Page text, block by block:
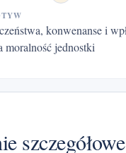
moralność jednostki
szczegółowe